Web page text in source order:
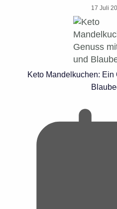
17 Juli
Keto Mandelkuchen: Ein